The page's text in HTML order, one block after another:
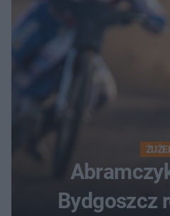
Bydgoszcz